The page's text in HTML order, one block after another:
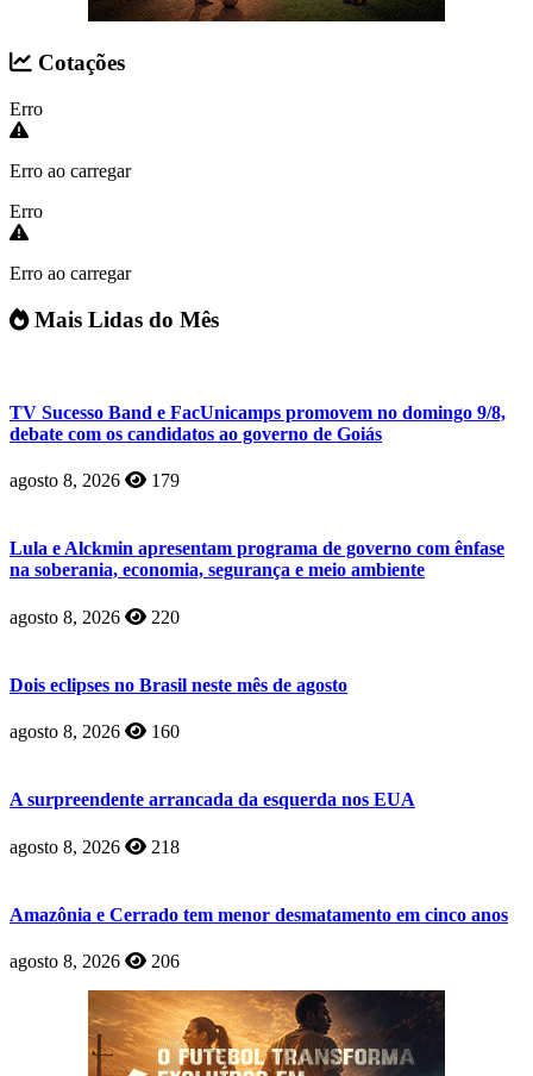
Cotações
Erro
Erro ao carregar
Erro
Erro ao carregar
Mais Lidas do Mês
TV Sucesso Band e FacUnicamps promovem no domingo 9/8,
debate com os candidatos ao governo de Goiás
agosto 8, 2026 179
Lula e Alckmin apresentam programa de governo com ênfase
na soberania, economia, segurança e meio ambiente
agosto 8, 2026 220
Dois eclipses no Brasil neste mês de agosto
agosto 8, 2026 160
A surpreendente arrancada da esquerda nos EUA
agosto 8, 2026 218
Amazônia e Cerrado tem menor desmatamento em cinco anos
agosto 8, 2026 206